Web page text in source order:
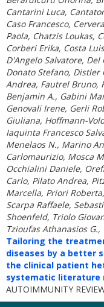
Cantarini Luca,
Caso Francesco,
Paola, Chatzis Loukas,
Corberi Erika, Costa
D'Angelo Salvatore, Del
Donato Stefano,
Andrea, Fautrel Bruno,
Benjamin A., Gabini
Genovali Irene, Gerli
Giuliana, Hoffmann-
Iaquinta Francesco
Menelaos N., Marino
Carlomaurizio, Mosca
Occhialini Daniele,
Carlo, Pilato Andrea,
Marcella, Priori
Scarpa Raffaele,
Shoenfeld, Triolo
Tzioufas Athanasios
Tailoring the
diseases by a better
the clinical patient
systematic literature
AUTOIMMUNITY